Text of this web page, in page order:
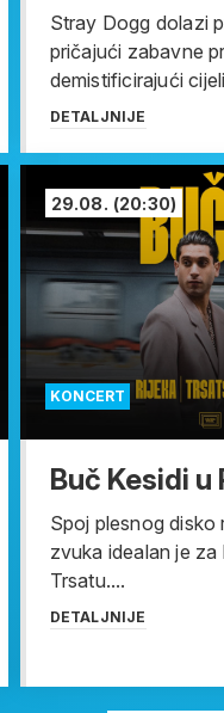
Stray Dogg dolazi
pričajući zabavne
demistificirajući
DETALJNIJE
KONCERT
29.08. (20:30)
Buč Kesidi u
Spoj plesnog
zvuka idealan je
Trsatu....
DETALJNIJE